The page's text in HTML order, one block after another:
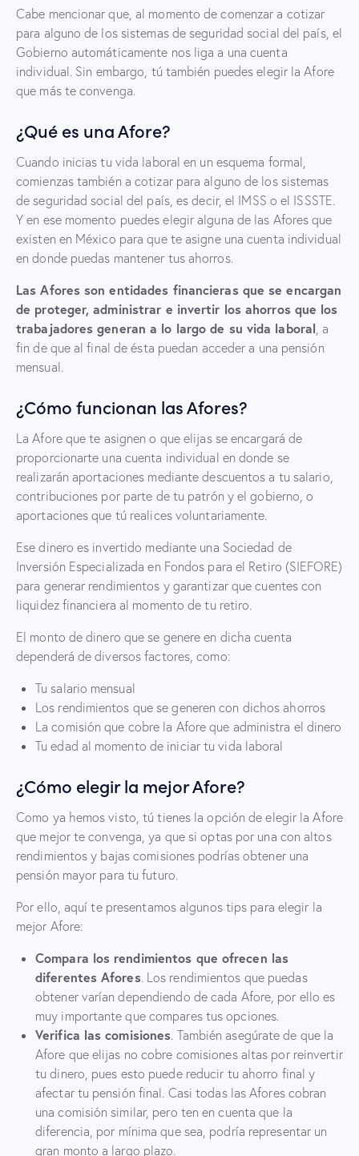
Cabe mencionar que, al momento de comenzar a cotizar
para alguno de los sistemas de seguridad social del país, el
Gobierno automáticamente nos liga a una cuenta
individual. Sin embargo, tú también puedes elegir la Afore
que más te convenga.
¿Qué es una Afore?
Cuando inicias tu vida laboral en un esquema formal,
comienzas también a cotizar para alguno de los sistemas
de seguridad social del país, es decir, el IMSS o el ISSSTE.
Y en ese momento puedes elegir alguna de las Afores que
existen en México para que te asigne una cuenta individual
en donde puedas mantener tus ahorros.
Las Afores son entidades financieras que se encargan
de proteger, administrar e invertir los ahorros que los
trabajadores generan a lo largo de su vida laboral, a
fin de que al final de ésta puedan acceder a una pensión
mensual.
¿Cómo funcionan las Afores?
La Afore que te asignen o que elijas se encargará de
proporcionarte una cuenta individual en donde se
realizarán aportaciones mediante descuentos a tu salario,
contribuciones por parte de tu patrón y el gobierno, o
aportaciones que tú realices voluntariamente.
Ese dinero es invertido mediante una Sociedad de
Inversión Especializada en Fondos para el Retiro (SIEFORE)
para generar rendimientos y garantizar que cuentes con
liquidez financiera al momento de tu retiro.
El monto de dinero que se genere en dicha cuenta
dependerá de diversos factores, como:
Tu salario mensual
Los rendimientos que se generen con dichos ahorros
La comisión que cobre la Afore que administra el dinero
Tu edad al momento de iniciar tu vida laboral
¿Cómo elegir la mejor Afore?
Como ya hemos visto, tú tienes la opción de elegir la Afore
que mejor te convenga, ya que si optas por una con altos
rendimientos y bajas comisiones podrías obtener una
pensión mayor para tu futuro.
Por ello, aquí te presentamos algunos tips para elegir la
mejor Afore:
Compara los rendimientos que ofrecen las
diferentes Afores. Los rendimientos que puedas
obtener varían dependiendo de cada Afore, por ello es
muy importante que compares tus opciones.
Verifica las comisiones. También asegúrate de que la
Afore que elijas no cobre comisiones altas por reinvertir
tu dinero, pues esto puede reducir tu ahorro final y
afectar tu pensión final. Casi todas las Afores cobran
una comisión similar, pero ten en cuenta que la
diferencia, por mínima que sea, podría representar un
gran monto a largo plazo.